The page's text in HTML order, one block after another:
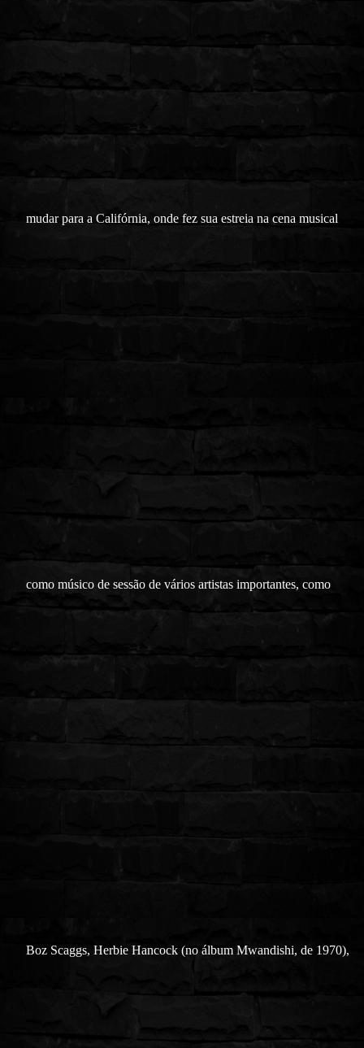
mudar para a Califórnia, onde fez sua estreia na cena musical
como músico de sessão de vários artistas importantes, como
Boz Scaggs, Herbie Hancock (no álbum Mwandishi, de 1970),